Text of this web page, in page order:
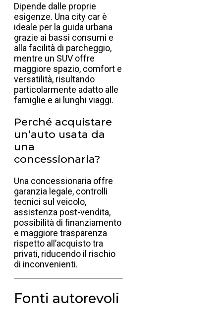
Dipende dalle proprie
esigenze. Una city car è
ideale per la guida urbana
grazie ai bassi consumi e
alla facilità di parcheggio,
mentre un SUV offre
maggiore spazio, comfort e
versatilità, risultando
particolarmente adatto alle
famiglie e ai lunghi viaggi.
Perché acquistare
un’auto usata da
una
concessionaria?
Una concessionaria offre
garanzia legale, controlli
tecnici sul veicolo,
assistenza post-vendita,
possibilità di finanziamento
e maggiore trasparenza
rispetto all’acquisto tra
privati, riducendo il rischio
di inconvenienti.
Fonti autorevoli